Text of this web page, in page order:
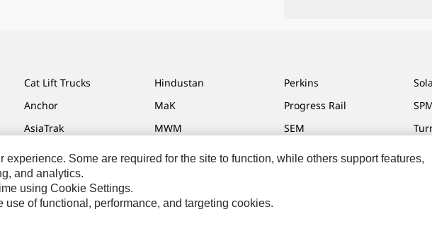
Cat Lift Trucks
Anchor
AsiaTrak
FG Wilson
Hindustan
MaK
MWM
VisionLink
Perkins
Progress Rail
SEM
Some are required for the site to function, while others support features,
and analytics.
using Cookie Settings.
use of functional, performance, and targeting cookies.